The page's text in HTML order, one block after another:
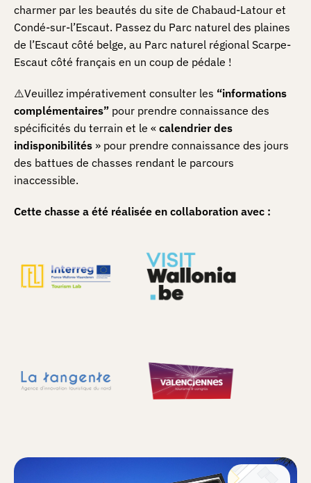
charmer par les beautés du site de Chabaud-Latour et
Condé-sur-l’Escaut. Passez du Parc naturel des plaines
de l’Escaut côté belge, au Parc naturel régional Scarpe-
Escaut côté français en un coup de pédale !
⚠️Veuillez impérativement consulter les “informations
complémentaires” pour prendre connaissance des
spécificités du terrain et le « calendrier des
indisponibilités » pour prendre connaissance des jours
des battues de chasses rendant le parcours
inaccessible.
Cette chasse a été réalisée en collaboration avec :